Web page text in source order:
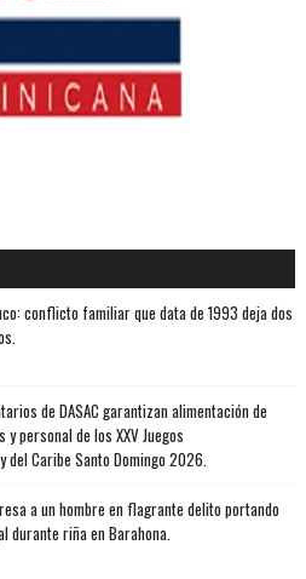
conflicto familiar que data de 1993 deja dos
de DASAC garantizan alimentación de
personal de los XXV Juegos
del Caribe Santo Domingo 2026.
a un hombre en flagrante delito portando
durante riña en Barahona.